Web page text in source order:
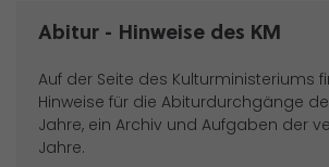
Abitur - Hinweise des KM
Auf der Seite des Kulturministeriums
Hinweise für die Abiturdurchgänge
Jahre, ein Archiv und Aufgaben der
Jahre.